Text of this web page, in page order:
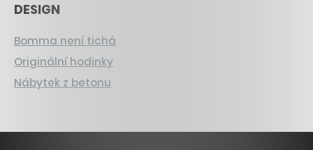
DESIGN
Bomma není tichá
Originální hodinky
Nábytek z betonu